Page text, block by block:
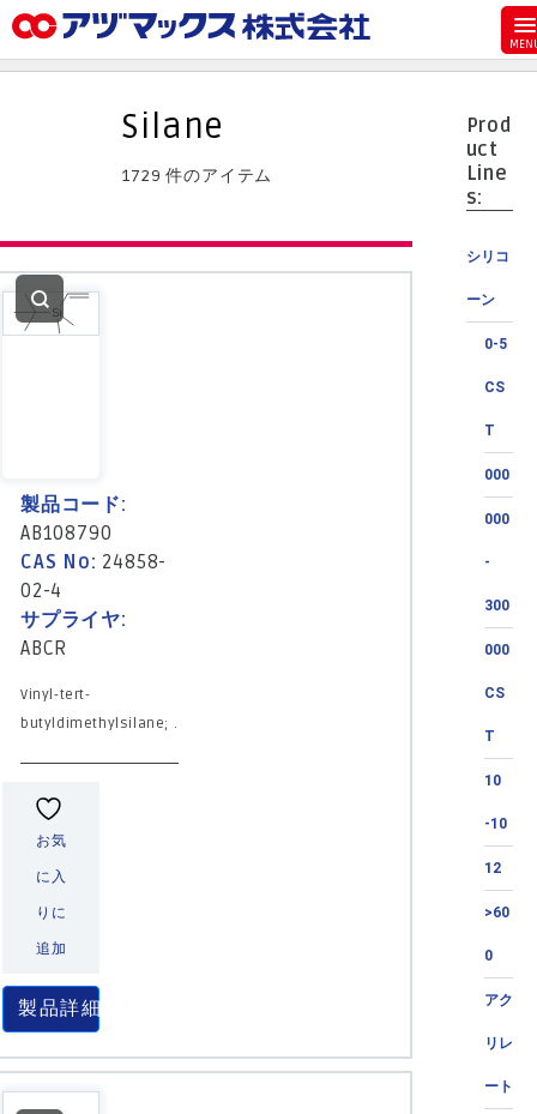
代理店一覧
Prod
uct
Line
s:
シリコ
ーン
0-5
CS
T
000
000
-
300
000
CS
T
10
-10
12
>60
0
アク
リレ
ート
Silane
1729 件のアイテム
製品コード:
AB108790
CAS No: 24858-
02-4
サプライヤ:
ABCR
Vinyl-tert-
butyldimethylsilane; .
お気
に入
りに
追加
製品詳細